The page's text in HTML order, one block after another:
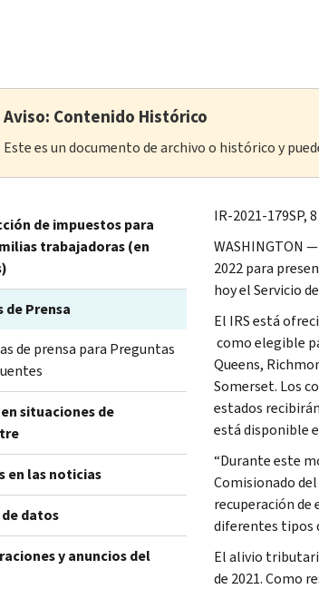
Aviso: Contenido Histórico
Este es un documento de archivo o histórico y
de impuestos para
trabajadoras (en
de Prensa
de prensa para Preguntas
situaciones de
en las noticias
datos
y anuncios del
IR-2021-179SP,
WASHINGTON
2022 para
hoy el Servicio
El IRS está
como elegible
Queens,
Somerset. Los
estados
está disponible
“Durante este
Comisionado
recuperación de
diferentes tipos
El alivio
de 2021. Como